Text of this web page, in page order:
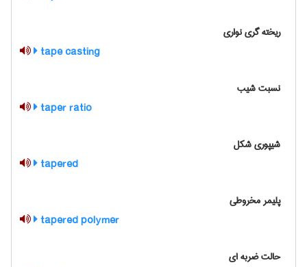
ریخته گری نواری
tape casting
نسبت شیب
taper ratio
شیپوری شکل
tapered
پلیمر مخروطی
tapered polymer
حالت ضربه ای